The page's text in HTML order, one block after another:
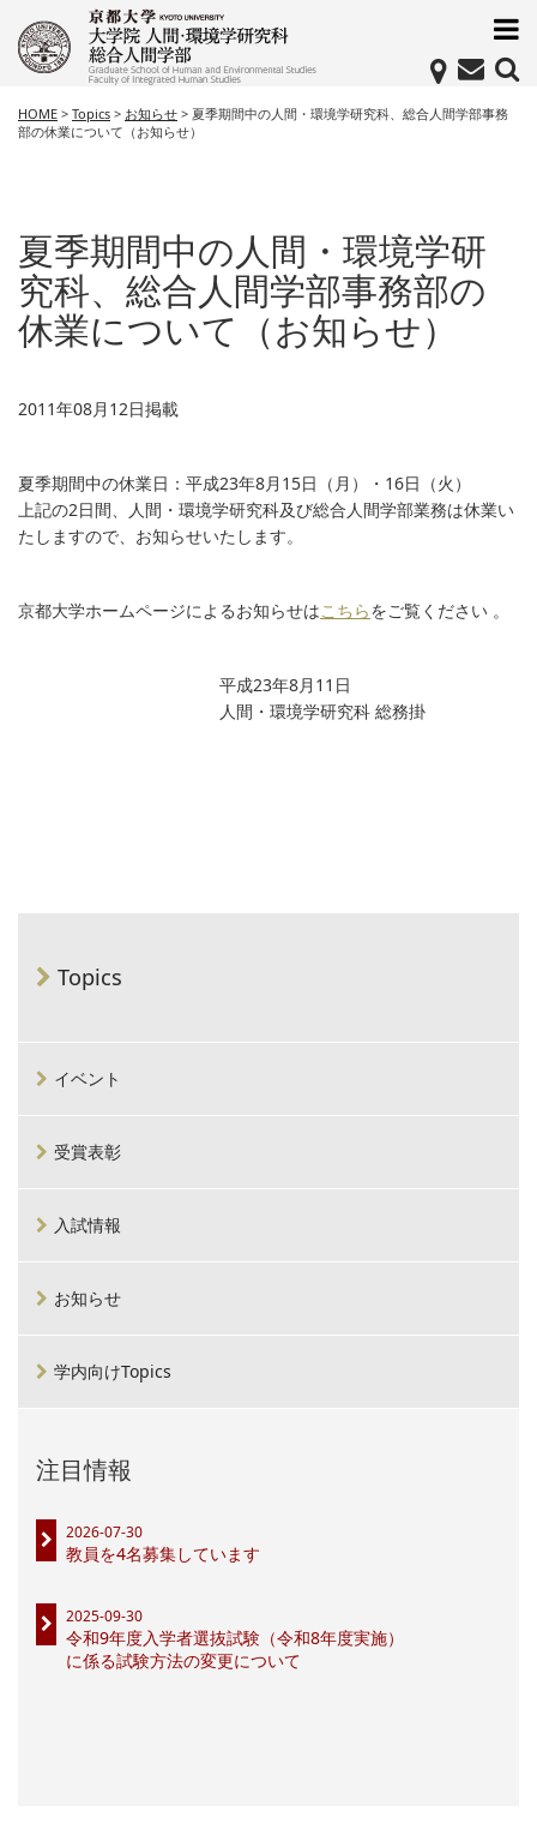
HOME > Topics > お知らせ > 夏季期間中の人間・環境学研究科、総合人間学部事務
部の休業について（お知らせ）
夏季期間中の人間・環境学研
究科、総合人間学部事務部の
休業について（お知らせ）
2011年08月12日掲載
夏季期間中の休業日：平成23年8月15日（月）・16日（火）
上記の2日間、人間・環境学研究科及び総合人間学部業務は休業い
たしますので、お知らせいたします。
京都大学ホームページによるお知らせはこちらをご覧ください 。
平成23年8月11日
人間・環境学研究科 総務掛
Topics
イベント
受賞表彰
入試情報
お知らせ
学内向けTopics
注目情報
2026-07-30
教員を4名募集しています
2025-09-30
令和9年度入学者選抜試験（令和8年度実施）
に係る試験方法の変更について